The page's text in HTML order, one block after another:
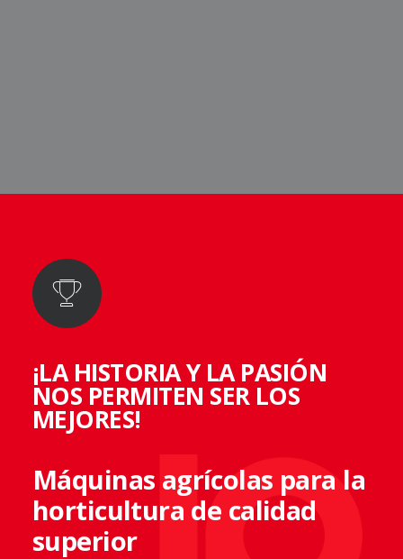
¡LA HISTORIA Y LA PASIÓN
NOS PERMITEN SER LOS
MEJORES!
Máquinas agrícolas para la
horticultura de calidad
superior